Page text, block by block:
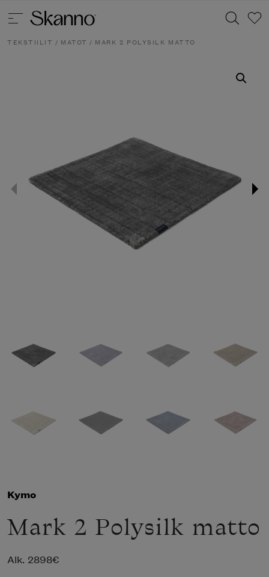
TEKSTIILIT / MATOT / MARK 2 POLYSILK MATTO
Kymo
Mark 2 Polysilk matto
Alk. 2898€